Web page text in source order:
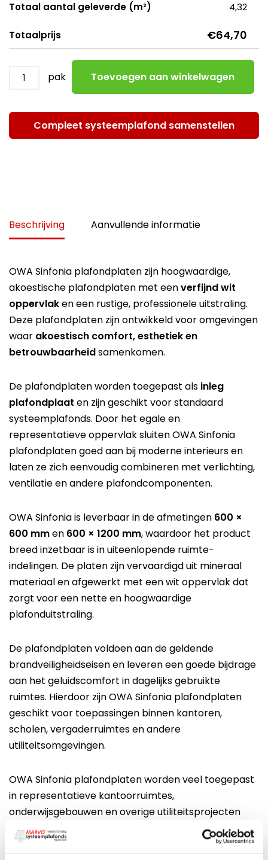
Totaal aantal geleverde (m²) 4,32
Totaalprijs €64,70
pak Toevoegen aan winkelwagen
Compleet systeemplafond samenstellen
Beschrijving Aanvullende informatie
OWA Sinfonia plafondplaten zijn hoogwaardige,
akoestische plafondplaten met eenverfijnd wit
oppervlaken een rustige, professionele uitstraling.
Deze plafondplaten zijn ontwikkeld voor omgevingen
waar akoestisch comfort, esthetiek en
betrouwbaarheidsamenkomen.
De plafondplaten worden toegepast als inleg
plafondplaat en zijn geschikt voor standaard
systeemplafonds. Door het egale en
representatieve oppervlak sluiten OWA Sinfonia
plafondplaten goed aan bij moderne interieurs en
laten ze zich eenvoudig combineren met verlichting,
ventilatie en andere plafondcomponenten.
OWA Sinfonia is leverbaar in de afmetingen 600 ×
600 mmen 600 × 1200 mm, waardoor het product
breed inzetbaar is in uiteenlopende ruimte-
indelingen. De platen zijn vervaardigd uit mineraal
materiaal en afgewerkt met een wit oppervlak dat
zorgt voor een nette en hoogwaardige
plafonduitstraling.
De plafondplaten voldoen aan de geldende
brandveiligheidseisen en leveren een goede bijdrage
aan het geluidscomfort in dagelijks gebruikte
ruimtes. Hierdoor zijn OWA Sinfonia plafondplaten
geschikt voor toepassingen binnen kantoren,
scholen, vergaderruimtes en andere
utiliteitsomgevingen.
OWA Sinfonia plafondplaten worden veel toegepast
in representatieve kantoorruimtes,
onderwijsgebouwen en overige utiliteitsprojecten
waar eenevenwichtige combinatie van uitstraling
en prestaties